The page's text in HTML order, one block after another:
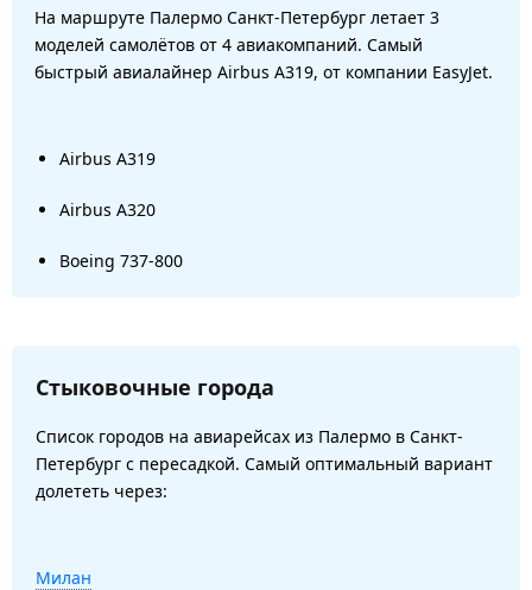
На маршруте Палермо Санкт-Петербург летает 3
моделей самолётов от 4 авиакомпаний. Самый
быстрый авиалайнер Airbus A319, от компании EasyJet.
Airbus A319
Airbus A320
Boeing 737-800
Стыковочные города
Список городов на авиарейсах из Палермо в Санкт-
Петербург с пересадкой. Самый оптимальный вариант
долететь через:
Милан